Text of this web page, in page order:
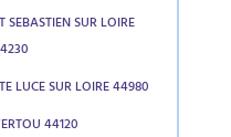
SEBASTIEN SUR LOIRE
LUCE SUR LOIRE 44980
44120